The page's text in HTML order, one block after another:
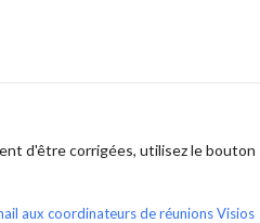
d'être corrigées, utilisez le bouton
aux coordinateurs de réunions Visios